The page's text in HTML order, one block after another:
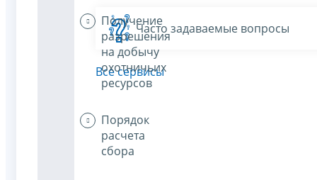
Получение
разрешения
на добычу
охотничьих
ресурсов
Порядок
расчета
сбора
Часто задаваемые вопросы
Все сервисы